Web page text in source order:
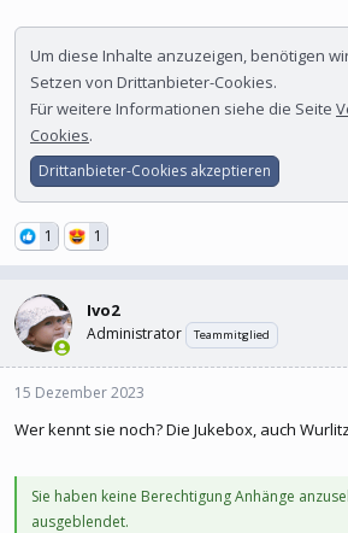
Um diese Inhalte anzuzeigen, benötigen
Setzen von Drittanbieter-Cookies.
Für weitere Informationen siehe die Seite
Cookies.
Drittanbieter-Cookies akzeptieren
1 1
Ivo2
Administrator Teammitglied
15 Dezember 2023
Wer kennt sie noch? Die Jukebox, auch
Sie haben keine Berechtigung Anhänge
ausgeblendet.